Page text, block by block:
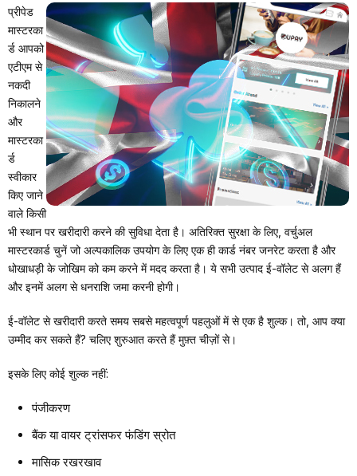
प्रीपेड
मास्टरका
र्ड आपको
एटीएम से
नकदी
निकालने
और
मास्टरका
र्ड
स्वीकार
किए जाने
वाले किसी
भी स्थान पर खरीदारी करने की सुविधा देता है। अतिरिक्त सुरक्षा के लिए, वर्चुअल
मास्टरकार्ड चुनें जो अल्पकालिक उपयोग के लिए एक ही कार्ड नंबर जनरेट करता है और
धोखाधड़ी के जोखिम को कम करने में मदद करता है। ये सभी उत्पाद ई-वॉलेट से अलग हैं
और इनमें अलग से धनराशि जमा करनी होगी।
ई-वॉलेट से खरीदारी करते समय सबसे महत्वपूर्ण पहलुओं में से एक है शुल्क। तो, आप क्या
उम्मीद कर सकते हैं? चलिए शुरुआत करते हैं मुफ़्त चीज़ों से।
इसके लिए कोई शुल्क नहीं:
पंजीकरण
बैंक या वायर ट्रांसफर फंडिंग स्रोत
मासिक रखरखाव